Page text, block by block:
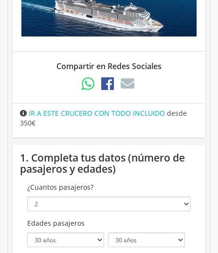
Compartir en Redes Sociales
IR A ESTE CRUCERO CON TODO INCLUIDO desde
350€
1. Completa tus datos (número de
pasajeros y edades)
¿Cuantos pasajeros?
Edades pasajeros